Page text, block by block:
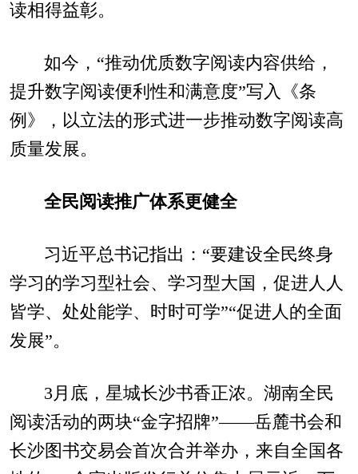
读相得益彰。
如今，“推动优质数字阅读内容供给，
提升数字阅读便利性和满意度”写入《条
例》，以立法的形式进一步推动数字阅读高
质量发展。
全民阅读推广体系更健全
习近平总书记指出：“要建设全民终身
学习的学习型社会、学习型大国，促进人人
皆学、处处能学、时时可学”“促进人的全面
发展”。
3月底，星城长沙书香正浓。湖南全民
阅读活动的两块“金字招牌”——岳麓书会和
长沙图书交易会首次合并举办，来自全国各